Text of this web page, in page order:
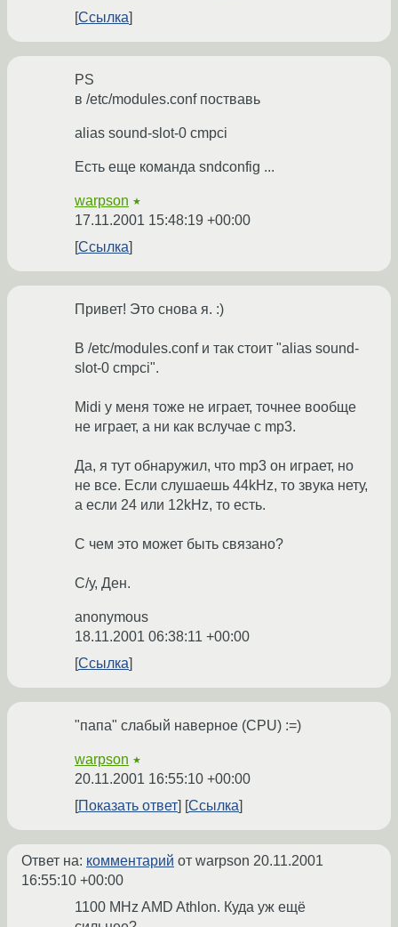
Ссылка
PS
в /etc/modules.conf поствавь
alias sound-slot-0 cmpci
Есть еще команда sndconfig ...
warpson ★
17.11.2001 15:48:19 +00:00
Ссылка
Привет! Это снова я. :)
В /etc/modules.conf и так стоит "alias sound-
slot-0 cmpci".
Midi у меня тоже не играет, точнее вообще
не играет, а ни как вслучае с mp3.
Да, я тут обнаружил, что mp3 он играет, но
не все. Если слушаешь 44kHz, то звука нету,
а если 24 или 12kHz, то есть.
С чем это может быть связано?
С/у, Ден.
anonymous
18.11.2001 06:38:11 +00:00
Ссылка
"папа" слабый наверное (CPU) :=)
warpson ★
20.11.2001 16:55:10 +00:00
Показать ответ
Ссылка
Ответ на: комментарий от warpson 20.11.2001
16:55:10 +00:00
1100 MHz AMD Athlon. Куда уж ещё